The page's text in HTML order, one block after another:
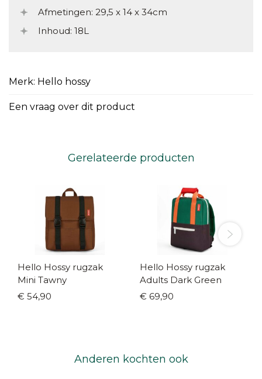
Afmetingen: 29,5 x 14 x 34cm
Inhoud: 18L
Merk: Hello hossy
Een vraag over dit product
Gerelateerde producten
Hello Hossy rugzak
Mini Tawny
€ 54,90
Hello Hossy rugzak
Adults Dark Green
€ 69,90
Anderen kochten ook